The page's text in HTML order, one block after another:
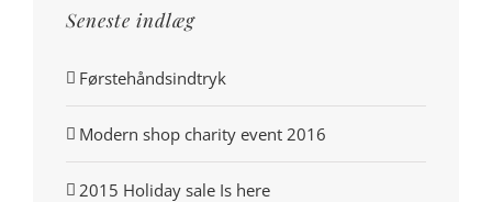
Seneste indlæg
Førstehåndsindtryk
Modern shop charity event 2016
2015 Holiday sale Is here